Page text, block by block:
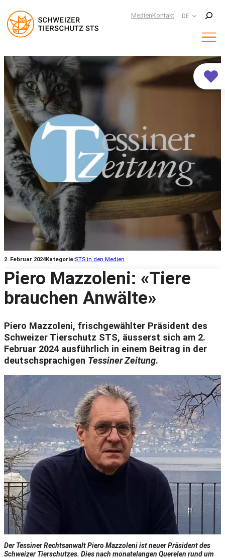
MedienKontakt DE
Suchen
2. Februar 2024Kategorie:STS in den Medien
Piero Mazzoleni: «Tiere
brauchen Anwälte»
Piero Mazzoleni, frischgewählter Präsident des
Schweizer Tierschutz STS, äusserst sich am 2.
Februar 2024 ausführlich in einem Beitrag in der
deutschsprachigen Tessiner Zeitung.
Der Tessiner Rechtsanwalt Piero Mazzoleni ist neuer Präsident des
Schweizer Tierschutzes. Dies nach monatelangen Querelen rund um